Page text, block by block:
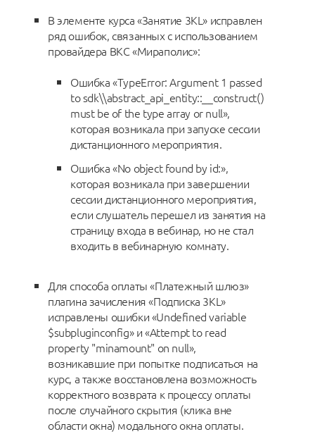
В элементе курса «Занятие 3KL» исправлен
ряд ошибок, связанных с использованием
провайдера ВКС «Мираполис»:
Ошибка «TypeError: Argument 1 passed
to sdk\\abstract_api_entity::__construct()
must be of the type array or null»,
которая возникала при запуске сессии
дистанционного мероприятия.
Ошибка «No object found by id:»,
которая возникала при завершении
сессии дистанционного мероприятия,
если слушатель перешел из занятия на
страницу входа в вебинар, но не стал
входить в вебинарную комнату.
Для способа оплаты «Платежный шлюз»
плагина зачисления «Подписка 3KL»
исправлены ошибки «Undefined variable
$subpluginconfig» и «Attempt to read
property "minamount" on null»,
возникавшие при попытке подписаться на
курс, а также восстановлена возможность
корректного возврата к процессу оплаты
после случайного скрытия (клика вне
области окна) модального окна оплаты.